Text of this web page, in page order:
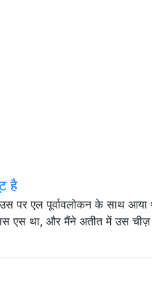
है
पर एल पूर्वावलोकन के साथ
एस था, और मैंने अतीत में उस चीज़